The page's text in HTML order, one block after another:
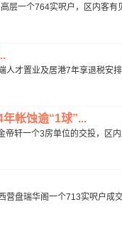
层一个764实呎户，区内客有
才置业及居港7年享退税安排
帐蚀逾“1球”...
轩一个3房单位的交投，区
盘瑞华阁一个713实呎户成